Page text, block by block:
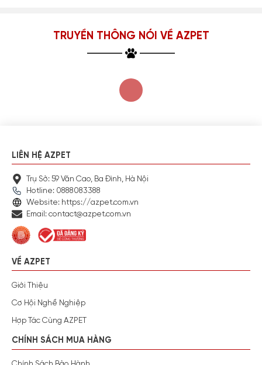
TRUYỀN THÔNG NÓI VỀ AZPET
LIÊN HỆ AZPET
Trụ Sở: 59 Văn Cao, Ba Đình, Hà Nội
Hotline: 0888083388
Website: https://azpet.com.vn
Email: contact@azpet.com.vn
VỀ AZPET
Giới Thiệu
Cơ Hội Nghề Nghiệp
Hợp Tác Cùng AZPET
CHÍNH SÁCH MUA HÀNG